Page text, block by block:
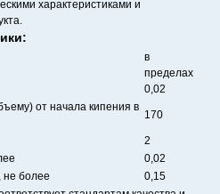
характеристиками и
в
пределах
0,02
от начала кипения в
170
2
0,02
не более
0,15